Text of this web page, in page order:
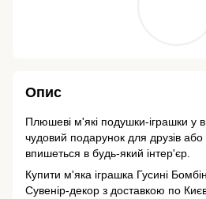
Опис
Плюшеві м'які подушки-іграшки у
чудовий подарунок для друзів
впишеться в будь-який інтер'єр.
Купити м'яка іграшка Гусині
Сувенір-декор з доставкою по